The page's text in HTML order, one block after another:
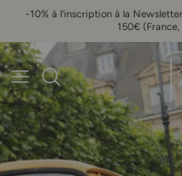
Aller au contenu
-10% à l'inscription à la
150€